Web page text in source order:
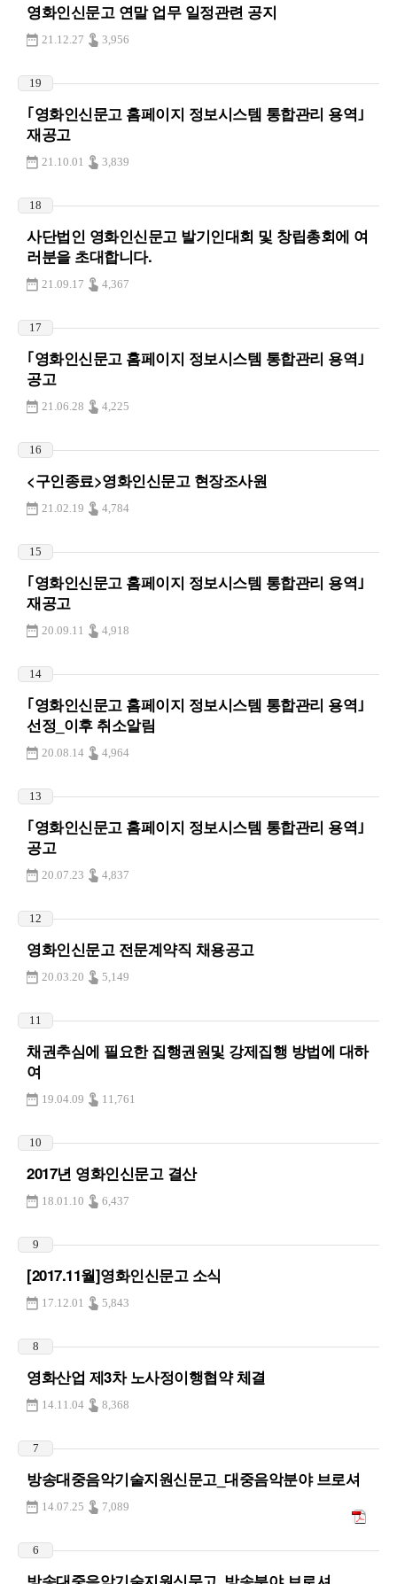
영화인신문고 연말 업무 일정관련 공지
21.12.27 3,956
19
｢영화인신문고 홈페이지 정보시스템 통합관리 용역｣
재공고
21.10.01 3,839
18
사단법인 영화인신문고 발기인대회 및 창립총회에 여
러분을 초대합니다.
21.09.17 4,367
17
｢영화인신문고 홈페이지 정보시스템 통합관리 용역｣
공고
21.06.28 4,225
16
<구인종료>영화인신문고 현장조사원
21.02.19 4,784
15
｢영화인신문고 홈페이지 정보시스템 통합관리 용역｣
재공고
20.09.11 4,918
14
｢영화인신문고 홈페이지 정보시스템 통합관리 용역｣
선정_이후 취소알림
20.08.14 4,964
13
｢영화인신문고 홈페이지 정보시스템 통합관리 용역｣
공고
20.07.23 4,837
12
영화인신문고 전문계약직 채용공고
20.03.20 5,149
11
채권추심에 필요한 집행권원및 강제집행 방법에 대하
여
19.04.09 11,761
10
2017년 영화인신문고 결산
18.01.10 6,437
9
[2017.11월]영화인신문고 소식
17.12.01 5,843
8
영화산업 제3차 노사정이행협약 체결
14.11.04 8,368
7
방송대중음악기술지원신문고_대중음악분야 브로셔
14.07.25 7,089
6